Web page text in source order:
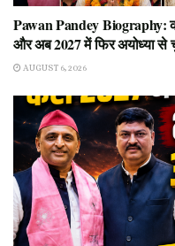
Pawan Pandey Biography:
और अब 2027 में फिर अयोध्या से
AUGUST 6, 2026